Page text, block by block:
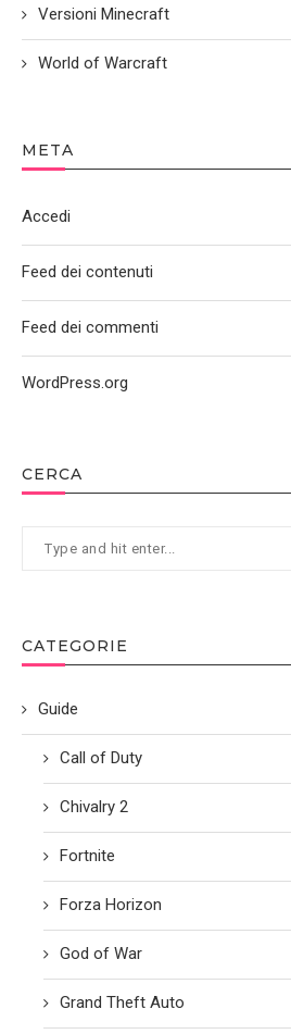
CERCA
CATEGORIE
Guide
Call of Duty
Chivalry 2
Fortnite
Forza Horizon
God of War
Grand Theft Auto
Versioni Minecraft
World of Warcraft
META
Accedi
Feed dei contenuti
Feed dei commenti
WordPress.org